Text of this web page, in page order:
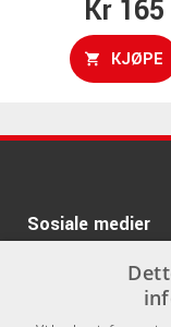
Kr 165
KJØPE
Sosiale medier